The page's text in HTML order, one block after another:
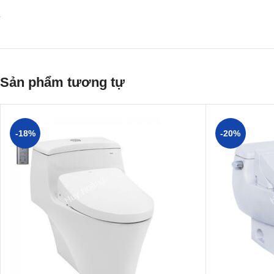
Sản phẩm tương tự
-18% -20%